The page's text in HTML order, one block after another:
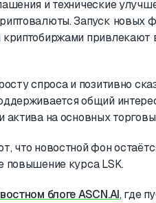
и технические
Запуск новых
привлекают
спроса и позитивно
общий
актива на основных
что новостной фон
повышение курса LSK.
блоге ASCN.AI, где